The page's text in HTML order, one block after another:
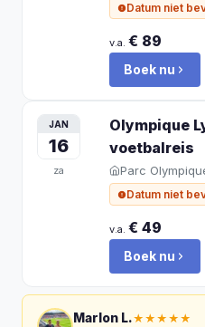
Datum niet
v.a. € 89
Boek nu
JAN
16
za
Olympique
voetbalreis
Parc
Datum niet
v.a. € 49
Boek nu
Marlon L.★★★★★